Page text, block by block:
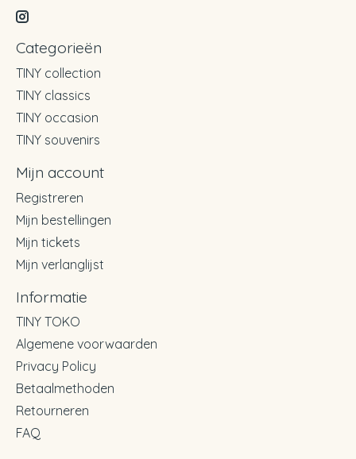
Categorieën
TINY collection
TINY classics
TINY occasion
TINY souvenirs
Mijn account
Registreren
Mijn bestellingen
Mijn tickets
Mijn verlanglijst
Informatie
TINY TOKO
Algemene voorwaarden
Privacy Policy
Betaalmethoden
Retourneren
FAQ